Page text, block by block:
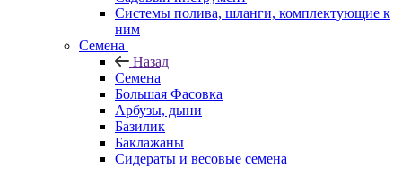
Системы полива, шланги, комплектующие к
ним
Семена
Назад
Семена
Большая Фасовка
Арбузы, дыни
Базилик
Баклажаны
Сидераты и весовые семена